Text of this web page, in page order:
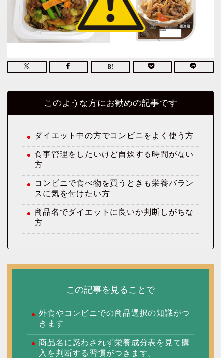
このような方にお勧めの記事です
ダイエット中の方でコンビニをよく使う方
食事管理をしたいけど自炊する時間がない
方
コンビニで食べ物を買うときも栄養バラン
スに気を付けたい方
商品名でダイエットに良いか判断しがちな
方
この記事を見ることで
外食やコンビニでの商品選択の知識がつ
きます
商品名に惑わされず栄養成分表を見て購
入を判断する習慣がつきます。